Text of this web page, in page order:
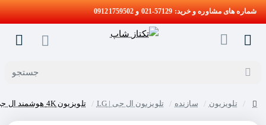
شماره های مشاوره و خرید: 57129-021 و 09121759502
جستجو
تلویزیون سازنده تلویزیون ال جی | LG تلویزیون 4K هوشمند ال جی LED TV 4K Smart LG 65UF95000GI - سایز 65 اینچ